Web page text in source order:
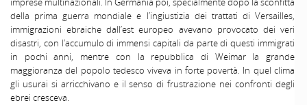
della prima guerra mondiale e l’ingiustizia dei trattati di Versailles,
immigrazioni ebraiche dall’est europeo avevano provocato dei veri
disastri, con l’accumulo di immensi capitali da parte di questi immigrati
in pochi anni, mentre con la repubblica di Weimar la grande
maggioranza del popolo tedesco viveva in forte povertà. In quel clima
gli usurai si arricchivano e il senso di frustrazione nei confronti degli
ebrei cresceva.